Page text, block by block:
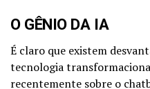
O GÊNIO DA IA
É claro que existem
tecnologia
recentemente sobre o